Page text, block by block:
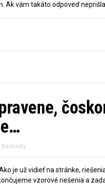
Ak vám takáto odpoveď
Bachraty
je už vidieť na stránke,
vzorové riešenia a